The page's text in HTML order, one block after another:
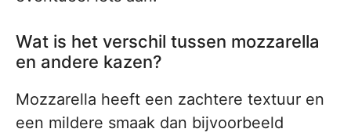
Wat is het verschil tussen mozzarella
en andere kazen?
Mozzarella heeft een zachtere textuur en
een mildere smaak dan bijvoorbeeld